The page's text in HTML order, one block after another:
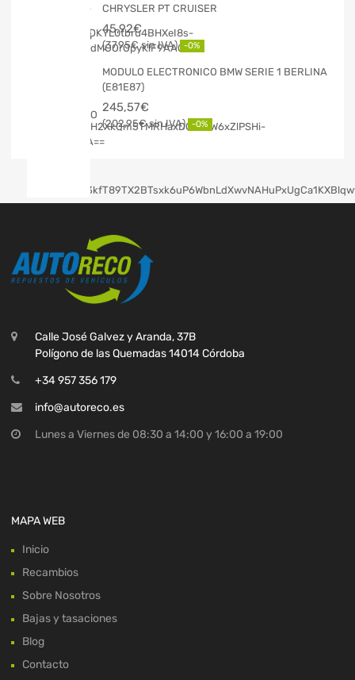
CHRYSLER PT CRUISER
45,92€
37,95€ -0%
MODULO ELECTRONICO BMW SERIE 1 BERLINA
(E81E87)
245,57€
202,95€ -0%
Calle José Galvez y Aranda, 37B
Polígono de las Quemadas 14014 Córdoba
+34 957 356 179
info@autoreco.es
Lunes a Viernes de 08:30 a 14:00 y 16:00 a 19:00
MAPA WEB
Inicio
Recambios
Sobre Nosotros
Bajas y tasaciones
Blog
Contacto